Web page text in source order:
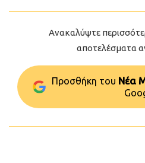
Ανακαλύψτε
αποτελέσματα
Προσθήκη του Νέα